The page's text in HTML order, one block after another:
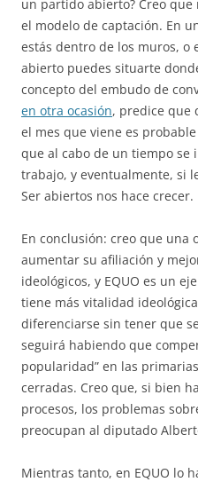
un partido abierto? Creo
el modelo de captación. En
estás dentro de los muros, o
abierto puedes situarte
concepto del embudo de
en otra ocasión, predice que
el mes que viene es
que al cabo de un tiempo se
trabajo, y eventualmente, si
Ser abiertos nos hace crecer.
En conclusión: creo que una
aumentar su afiliación y
ideológicos, y EQUO es un
tiene más vitalidad
diferenciarse sin tener que
seguirá habiendo que
popularidad” en las
cerradas. Creo que, si bien
procesos, los problemas
preocupan al diputado
Mientras tanto, en EQUO lo